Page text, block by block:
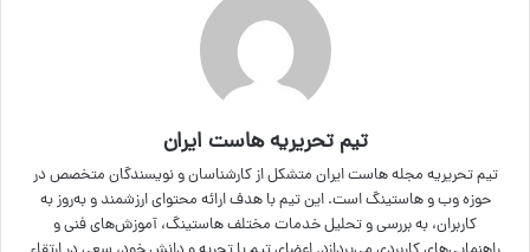
تیم تحریریه هاست ایران
تیم تحریریه مجله هاست ایران متشکل از کارشناسان و نویسندگان متخصص در
حوزه وب و هاستینگ است. این تیم با هدف ارائه محتوای ارزشمند و به‌روز به
کاربران، به بررسی و تحلیل خدمات مختلف هاستینگ، آموزش‌های فنی و